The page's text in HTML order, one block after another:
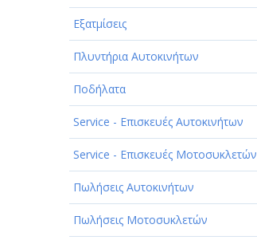
Εξατμίσεις
Πλυντήρια Αυτοκινήτων
Ποδήλατα
Service - Επισκευές Αυτοκινήτων
Service - Επισκευές Μοτοσυκλετών
Πωλήσεις Αυτοκινήτων
Πωλήσεις Μοτοσυκλετών